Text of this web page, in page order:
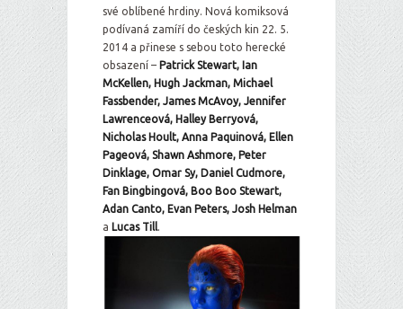
své oblíbené hrdiny. Nová komiksová
podívaná zamíří do českých kin 22. 5.
2014 a přinese s sebou toto herecké
obsazení – Patrick Stewart, Ian
McKellen, Hugh Jackman, Michael
Fassbender, James McAvoy, Jennifer
Lawrenceová, Halley Berryová,
Nicholas Hoult, Anna Paquinová, Ellen
Pageová, Shawn Ashmore, Peter
Dinklage, Omar Sy, Daniel Cudmore,
Fan Bingbingová, Boo Boo Stewart,
Adan Canto, Evan Peters, Josh Helman
a Lucas Till.